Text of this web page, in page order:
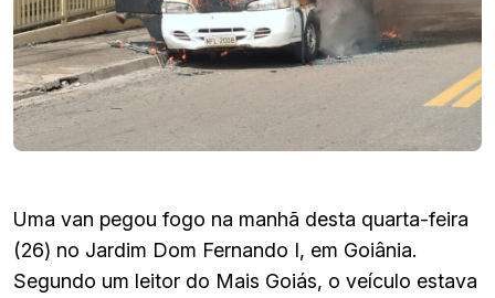
Uma van pegou fogo na manhã desta quarta-feira
(26) no Jardim Dom Fernando I, em Goiânia.
Segundo um leitor do Mais Goiás, o veículo estava